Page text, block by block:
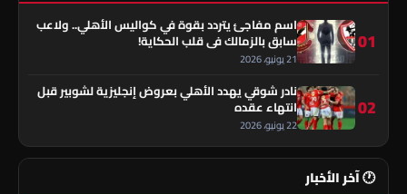
01
اسم مفاجئ يتردد بقوة في كواليس الأهلي.. ولاعب
سابق بالزمالك في قلب الحكاية!
21 يونيو، 2026
02
نادر شوقي يهدد الأهلي بعروض إنجليزية لشوبير قبل
انتهاء عقده
22 يونيو، 2026
🕐 آخر الأخبار